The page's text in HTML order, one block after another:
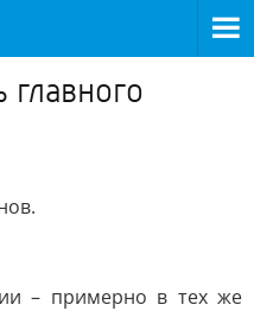
– примерно в тех же